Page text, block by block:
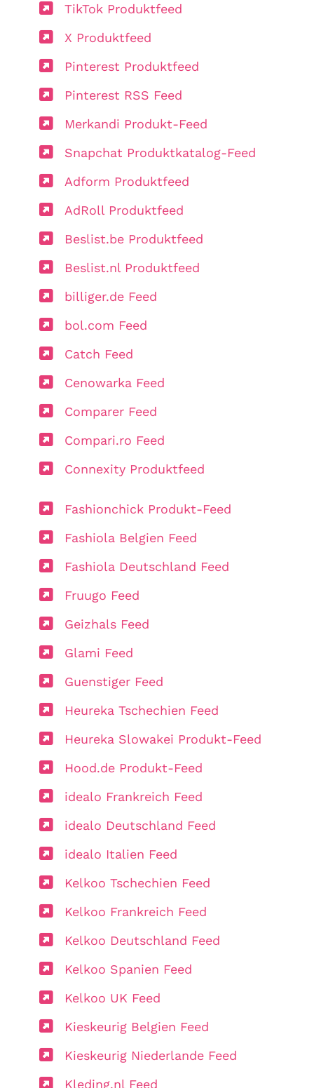
TikTok Produktfeed
X Produktfeed
Pinterest Produktfeed
Pinterest RSS Feed
Merkandi Produkt-Feed
Snapchat Produktkatalog-Feed
Adform Produktfeed
AdRoll Produktfeed
Beslist.be Produktfeed
Beslist.nl Produktfeed
billiger.de Feed
bol.com Feed
Catch Feed
Cenowarka Feed
Comparer Feed
Compari.ro Feed
Connexity Produktfeed
Fashionchick Produkt-Feed
Fashiola Belgien Feed
Fashiola Deutschland Feed
Fruugo Feed
Geizhals Feed
Glami Feed
Guenstiger Feed
Heureka Tschechien Feed
Heureka Slowakei Produkt-Feed
Hood.de Produkt-Feed
idealo Frankreich Feed
idealo Deutschland Feed
idealo Italien Feed
Kelkoo Tschechien Feed
Kelkoo Frankreich Feed
Kelkoo Deutschland Feed
Kelkoo Spanien Feed
Kelkoo UK Feed
Kieskeurig Belgien Feed
Kieskeurig Niederlande Feed
Kleding.nl Feed